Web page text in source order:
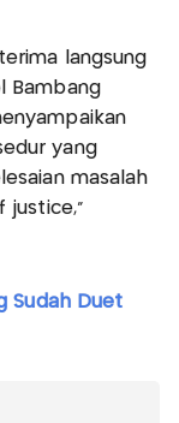
langsung
Bambang
yang
masalah
justice,”
Sudah Duet